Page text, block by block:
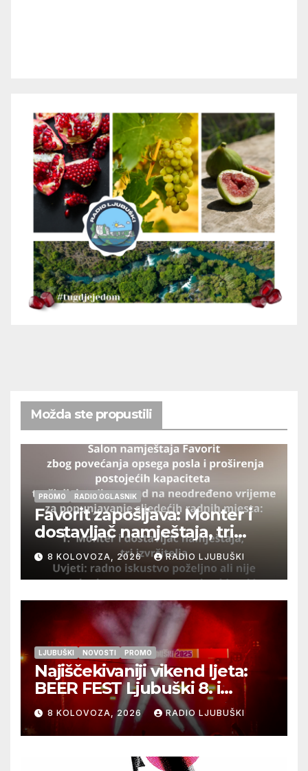
Možda ste propustili
PROMO RADIO OGLASNIK
Favorit zapošljava: Monter i
dostavljač namještaja, tri
izvršitelja
8 KOLOVOZA, 2026 RADIO LJUBUŠKI
LJUBUŠKI NOVOSTI PROMO
Najiščekivaniji vikend ljeta:
BEER FEST Ljubuški 8. i
9.kolovoza
8 KOLOVOZA, 2026 RADIO LJUBUŠKI